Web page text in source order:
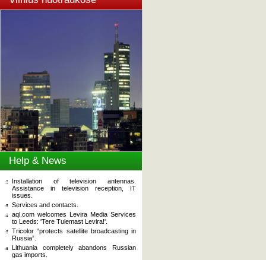
Help & News
Installation of television antennas.
Assistance in television reception, IT
issues.
Services and contacts.
aql.com welcomes Levira Media Services
to Leeds: 'Tere Tulemast Levira!'.
Tricolor “protects satellite broadcasting in
Russia”.
Lithuania completely abandons Russian
gas imports.